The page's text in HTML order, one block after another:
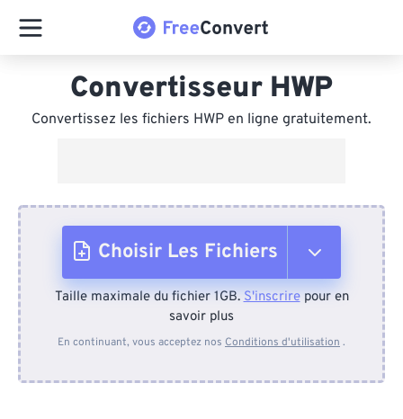
Convertisseur HWP
Convertissez les fichiers HWP en ligne gratuitement.
Choisir Les Fichiers
Depuis l'appareil
Taille maximale du fichier 1GB.S'inscrirepour en
savoir plus
En continuant, vous acceptez nos Conditions d'utilisation .